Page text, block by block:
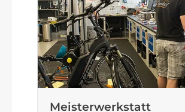
Meisterwerkstatt